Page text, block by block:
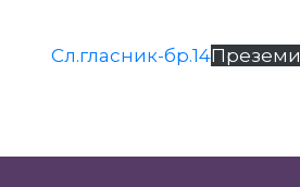
Сл.гласник-бр.14Преземи